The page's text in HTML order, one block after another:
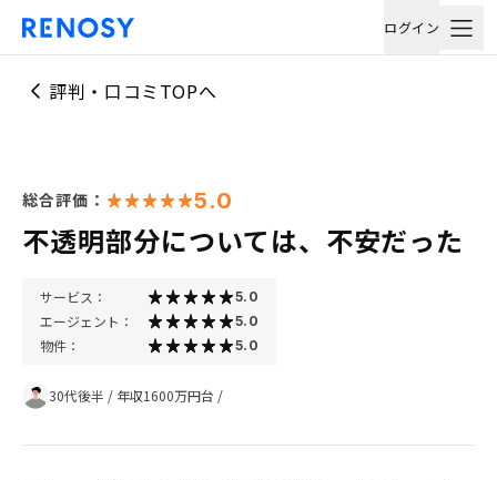
ログイン
評判・口コミTOPへ
総合評価： 5.0
不透明部分については、不安だった
サービス： 5.0
エージェント： 5.0
物件： 5.0
30代後半 / 年収1600万円台 /